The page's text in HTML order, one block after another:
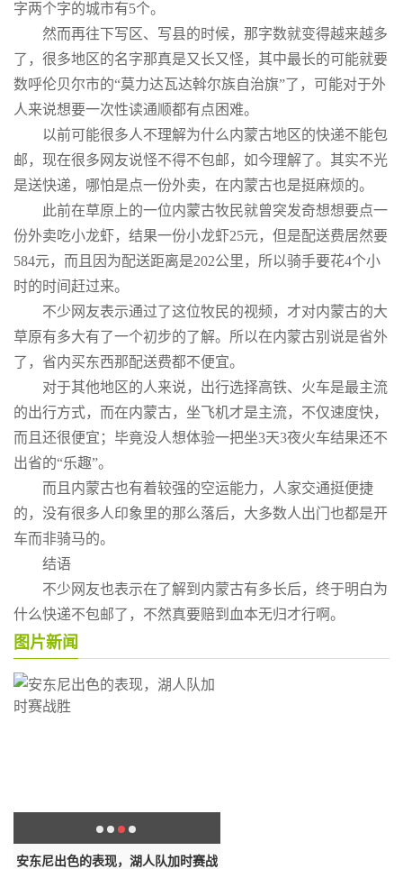
字两个字的城市有5个。
然而再往下写区、写县的时候，那字数就变得越来越多
了，很多地区的名字那真是又长又怪，其中最长的可能就要
数呼伦贝尔市的“莫力达瓦达斡尔族自治旗”了，可能对于外
人来说想要一次性读通顺都有点困难。
以前可能很多人不理解为什么内蒙古地区的快递不能包
邮，现在很多网友说怪不得不包邮，如今理解了。其实不光
是送快递，哪怕是点一份外卖，在内蒙古也是挺麻烦的。
此前在草原上的一位内蒙古牧民就曾突发奇想想要点一
份外卖吃小龙虾，结果一份小龙虾25元，但是配送费居然要
584元，而且因为配送距离是202公里，所以骑手要花4个小
时的时间赶过来。
不少网友表示通过了这位牧民的视频，才对内蒙古的大
草原有多大有了一个初步的了解。所以在内蒙古别说是省外
了，省内买东西那配送费都不便宜。
对于其他地区的人来说，出行选择高铁、火车是最主流
的出行方式，而在内蒙古，坐飞机才是主流，不仅速度快，
而且还很便宜；毕竟没人想体验一把坐3天3夜火车结果还不
出省的“乐趣”。
而且内蒙古也有着较强的空运能力，人家交通挺便捷
的，没有很多人印象里的那么落后，大多数人出门也都是开
车而非骑马的。
结语
不少网友也表示在了解到内蒙古有多长后，终于明白为
什么快递不包邮了，不然真要赔到血本无归才行啊。
图片新闻
安东尼出色的表现，湖人队加时赛战